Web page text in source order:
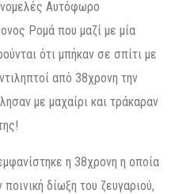
Αυτόφωρο
Ρομά που μαζί με μία
ότι μπήκαν σε σπίτι με
από 38χρονη την
με μαχαίρι και τράκαραν
η 38χρονη η οποία
δίωξη του ζευγαριού,